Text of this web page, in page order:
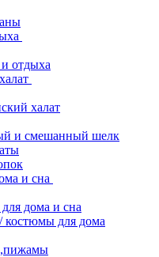
отдыха
халат
и смешанный шелк
и сна
дома и сна
костюмы для дома